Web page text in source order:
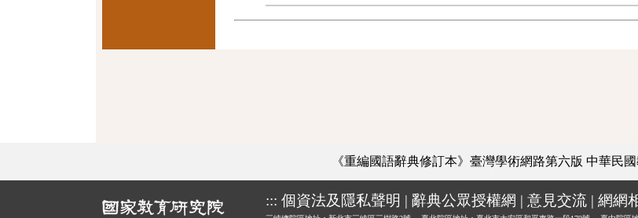
《重編國語辭典修訂本》臺灣學術網路第六版 中華民
::: 個資法及隱私聲明 | 辭典公眾授權網 | 意見交流 | 網網